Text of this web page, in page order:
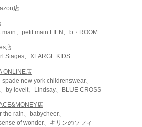
店
、petit main LIEN、b・ROOM
店
Stages、XLARGE KIDS
ONLINE店
new york childrenswear、
by loveit、Lindsay、BLUE CROSS
店
rain、babycheer、
of wonder、キリンのソフィ